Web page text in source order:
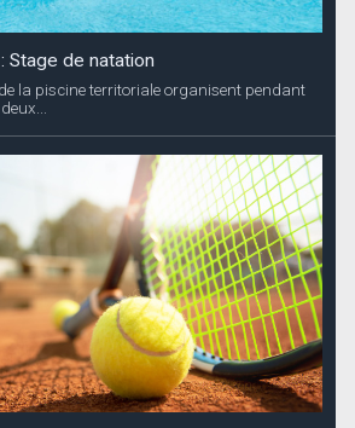
Stage de natation
la piscine territoriale organisent pendant